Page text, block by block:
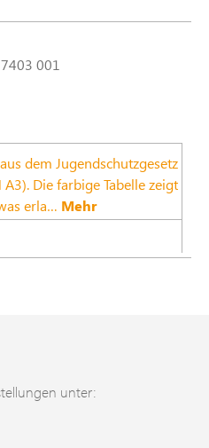
001
dem Jugendschutzgesetz
Die farbige Tabelle zeigt
erla… Mehr
unter: